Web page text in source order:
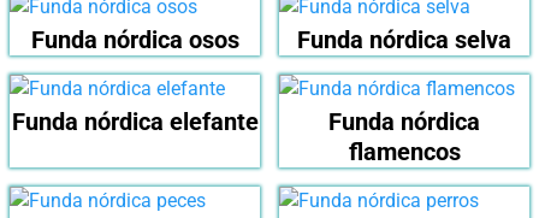
Funda nórdica osos Funda nórdica selva
Funda nórdica elefante
Funda nórdica
flamencos